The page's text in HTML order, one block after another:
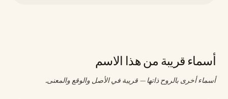
أسماء قريبة من هذا الاسم
أسماء أخرى بالروح ذاتها — قريبة في الأصل والوقع والمعنى.